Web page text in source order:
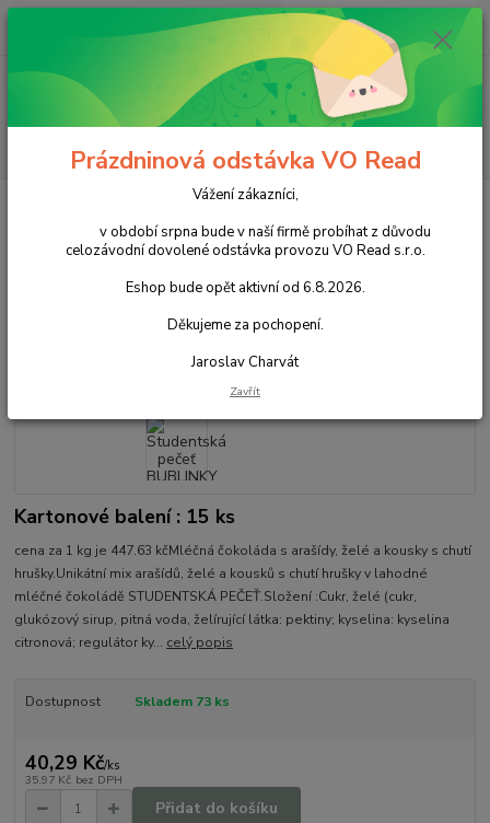
Po - Pá 8 - 14h
ks
za 0,00 Kč
Čokoládové cukrovinky
Studentská pečeť BUBLINKY ml. karamel 90g
Studentská pečeť BUBLINKY ml.
karamel 90g
Kartonové balení : 15 ks
cena za 1 kg je 447.63 kčMléčná čokoláda s arašídy, želé a kousky s chutí
hrušky.Unikátní mix arašídů, želé a kousků s chutí hrušky v lahodné
mléčné čokoládě STUDENTSKÁ PEČEŤ.Složení :Cukr, želé (cukr,
glukózový sirup, pitná voda, želírující látka: pektiny; kyselina: kyselina
citronová; regulátor ky... celý popis
Dostupnost Skladem 73 ks
40,29 Kč/ks
35,97 Kč bez DPH
Přidat do košíku
Prázdninová odstávka VO Read
Vážení zákazníci,
v období srpna bude v naší firmě probíhat z důvodu
celozávodní dovolené odstávka provozu VO Read s.r.o.
Eshop bude opět aktivní od 6.8.2026.
Děkujeme za pochopení.
Jaroslav Charvát
Zavřít